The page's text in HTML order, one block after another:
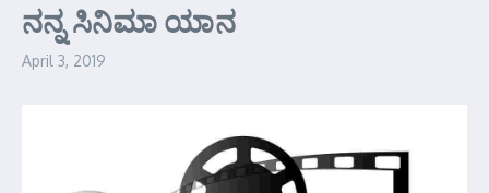
ನನ್ನ ಸಿನಿಮಾ ಯಾನ
April 3, 2019